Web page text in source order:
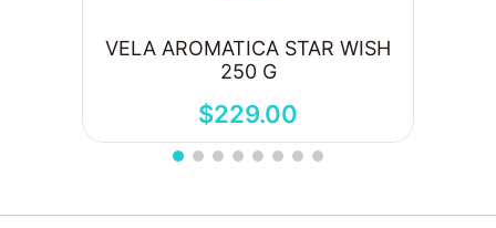
VELA AROMATICA STAR WISH
250 G
$229.00